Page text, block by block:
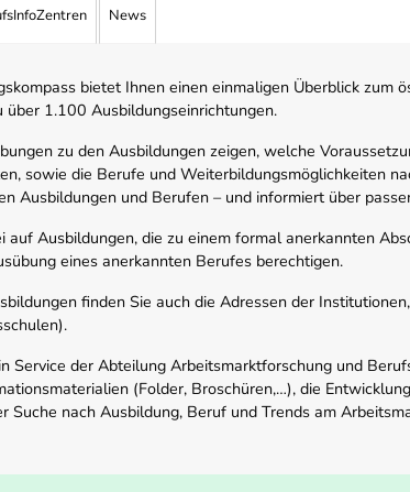
News
bietet Ihnen einen einmaligen Überblick
über 1.100 Ausbildungseinrichtungen.
zu den Ausbildungen zeigen, welche
sowie die Berufe und Weiterbildungsmöglichkeiten
Ausbildungen und Berufen – und informiert über
auf Ausbildungen, die zu einem formal anerkannten
eines anerkannten Berufes berechtigen.
finden Sie auch die Adressen der
Service der Abteilung Arbeitsmarktforschung und
(Folder, Broschüren,…), die
Suche nach Ausbildung, Beruf und Trends am